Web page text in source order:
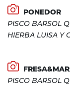
PONEDOR
PISCO BARSOL
HIERBA LUISA Y
PISCO BARSOL